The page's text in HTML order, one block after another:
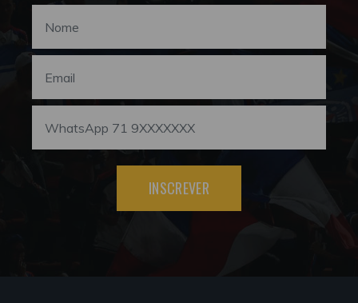
INSCREVER